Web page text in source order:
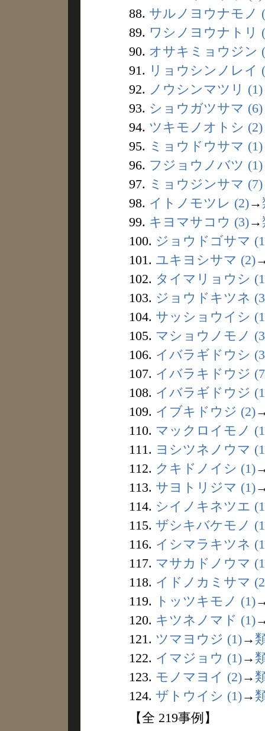
88. サルノヨウナモノ
89. ワシノヨウナトリ
90. オサキミョウジン
91. リョウシンノレイ
92. ノウシンマツリ (1)
93. ショウガツサマ (6)
94. ツキモノオトシ (2)
95. ミョウドウサマ (1)
96. フジョウノバツ (1)
97. ミョウジンサマ (7)
98. イトノモツレ (2)→
99. キヨマサコウ (3)→
100. ジョウドゴサマ
101. ユキヨシサマ (2)
102. タイマリョウシ
103. ジョウドキツネ
104. サッショウイシ
105. マショウノモノ
106. イバラギドウシ
107. イバラキドウジ
108. イバラギドウジ
109. イブキドウジ (2)
110. マックロイモノ
111. ヨシツネノウマ
112. クキドノイシ (1)
113. サヨトリジマ (1)
114. シイノキネツエ
115. ザシキバケモノ
116. イシマラキツネ
117. マサカドノウマ
118. イドノカミサマ
119.
トッツキモノ (1)
120. キツネノマド (1)
121. ツマヨウジ (1)→
122. イマジョウ (1)→
123. モノマヨイ (2)→
124. ザトウイシ (1)→
【全 219事例】